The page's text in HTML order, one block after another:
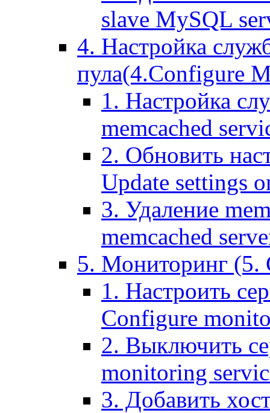
slave MySQL
4. Настройка
пула(4.Configure
1. Настройка
memcached
2. Обновить
Update settings
3. Удаление
memcached
5. Мониторинг (5.
1. Настроить
Configure
2. Выключить
monitoring
3. Добавить